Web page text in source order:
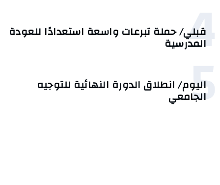
4
قبلي/ حملة تبرعات واسعة استعدادًا للعودة
المدرسية
5
اليوم/ انطلاق الدورة النهائية للتوجيه
الجامعي